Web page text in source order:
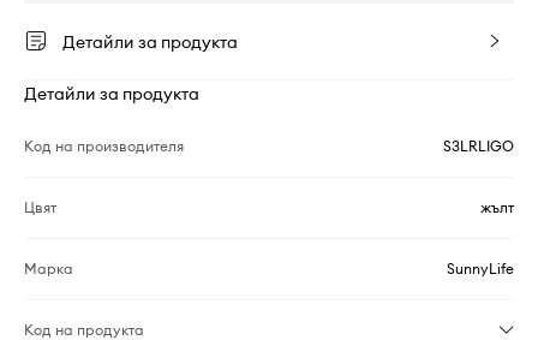
Детайли за продукта
Детайли за продукта
Код на производителя S3LRLIGO
Цвят жълт
Марка SunnyLife
Код на продукта